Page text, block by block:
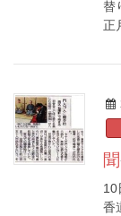
替
正
10
香